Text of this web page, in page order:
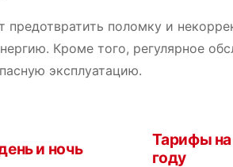
поломку и
Кроме того, регулярное
эксплуатацию.
Тарифы на
году
и ночь